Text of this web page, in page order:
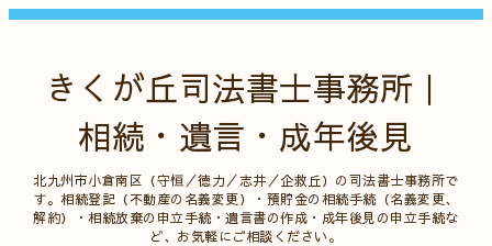
きくが丘司法書士事務所｜
相続・遺言・成年後見
北九州市小倉南区（守恒／徳力／志井／企救丘）の司法書士事務所で
す。相続登記（不動産の名義変更）・預貯金の相続手続（名義変更、
解約）・相続放棄の申立手続・遺言書の作成・成年後見の申立手続な
ど、お気軽にご相談ください。